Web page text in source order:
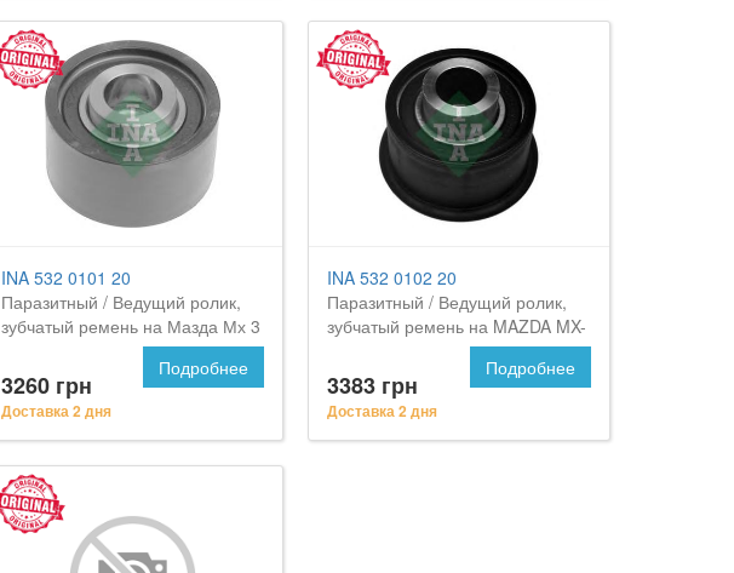
INA 532 0101 20
Паразитный / Ведущий ролик,
зубчатый ремень на Мазда Мх 3
3260 грн
Доставка 2 дня
Подробнее
INA 532 0102 20
Паразитный / Ведущий ролик,
зубчатый ремень на MAZDA MX-
3383 грн
Доставка 2 дня
Подробнее